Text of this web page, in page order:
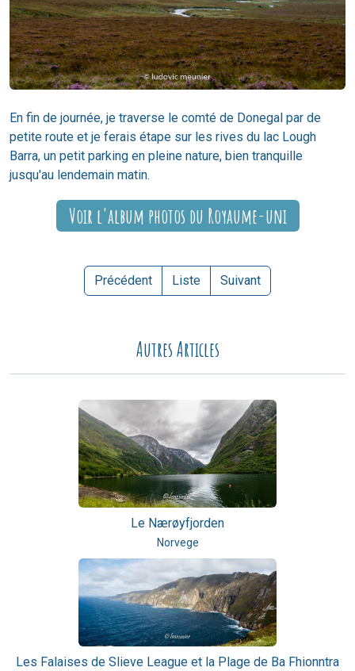
En fin de journée, je traverse le comté de Donegal par de
petite route et je ferais étape sur les rives du lac Lough
Barra, un petit parking en pleine nature, bien tranquille
jusqu'au lendemain matin.
Voir l'album photos du Royaume-uni
Précédent Liste Suivant
Autres Articles
Le Nærøyfjorden
Norvege
Les Falaises de Slieve League et la Plage de Ba Fhionntra